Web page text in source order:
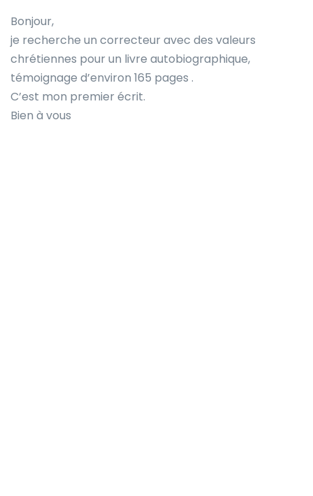
Bonjour,
je recherche un correcteur avec des valeurs
chrétiennes pour un livre autobiographique,
témoignage d’environ 165 pages .
C’est mon premier écrit.
Bien à vous